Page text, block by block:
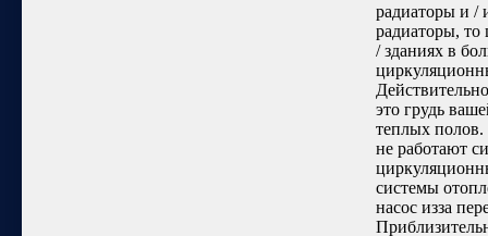
радиаторы и /
радиаторы, то
/ зданиях в
это грудь
теплых полов.
не работают
системы
насос изза